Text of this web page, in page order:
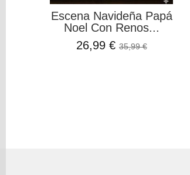
Instagram
Facebook
Escena Navideña Papá
Noel Con Renos...
26,99 € 35,99 €